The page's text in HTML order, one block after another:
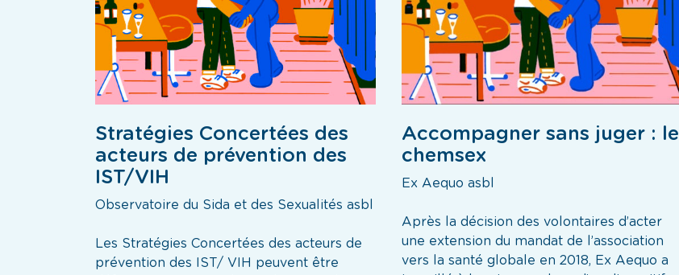
Stratégies Concertées des
acteurs de prévention des
IST/VIH
Observatoire du Sida et des Sexualités asbl
Les Stratégies Concertées des acteurs de
prévention des IST/ VIH peuvent être
Accompagner sans juger : le
chemsex
Ex Aequo asbl
Après la décision des volontaires d’acter
une extension du mandat de l’association
vers la santé globale en 2018, Ex Aequo a